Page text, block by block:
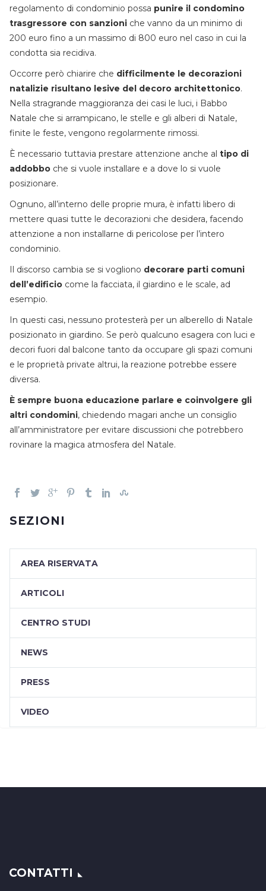
regolamento di condominio possa punire il condomino
trasgressore con sanzioni che vanno da un minimo di
200 euro fino a un massimo di 800 euro nel caso in cui la
condotta sia recidiva.
Occorre però chiarire che difficilmente le decorazioni
natalizie risultano lesive del decoro architettonico.
Nella stragrande maggioranza dei casi le luci, i Babbo
Natale che si arrampicano, le stelle e gli alberi di Natale,
finite le feste, vengono regolarmente rimossi.
È necessario tuttavia prestare attenzione anche al tipo di
addobbo che si vuole installare e a dove lo si vuole
posizionare.
Ognuno, all’interno delle proprie mura, è infatti libero di
mettere quasi tutte le decorazioni che desidera, facendo
attenzione a non installarne di pericolose per l’intero
condominio.
Il discorso cambia se si vogliono decorare parti comuni
dell’edificio come la facciata, il giardino e le scale, ad
esempio.
In questi casi, nessuno protesterà per un alberello di Natale
posizionato in giardino. Se però qualcuno esagera con luci e
decori fuori dal balcone tanto da occupare gli spazi comuni
e le proprietà private altrui, la reazione potrebbe essere
diversa.
È sempre buona educazione parlare e coinvolgere gli
altri condomini, chiedendo magari anche un consiglio
all’amministratore per evitare discussioni che potrebbero
rovinare la magica atmosfera del Natale.
SEZIONI
AREA RISERVATA
ARTICOLI
CENTRO STUDI
NEWS
PRESS
VIDEO
CONTATTI